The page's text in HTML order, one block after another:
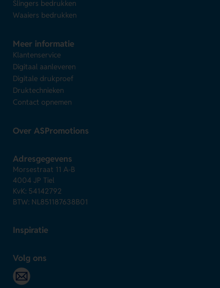
Slingers bedrukken
Waaiers bedrukken
Meer informatie
Klantenservice
Digitaal aanleveren
Digitale drukproef
Druktechnieken
Contact opnemen
Over ASPromotions
Adresgegevens
Morsestraat 11 A-B
4004 JP Tiel
KvK: 54142792
BTW: NL851187638B01
Inspiratie
Volg ons